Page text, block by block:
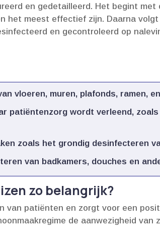
en gedetailleerd.​ Het begint met
het meest effectief zijn.​ Daarna
en gecontroleerd op
vloeren, muren, plafonds, ramen,
patiëntenzorg wordt verleend, zoals
zoals het grondig desinfecteren
van badkamers, douches en
zo belangrijk?
van patiënten en zorgt voor een
de aanwezigheid van